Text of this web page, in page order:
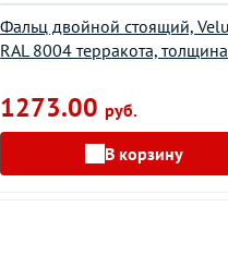
Фальц двойной стоящий,
RAL 8004 терракота,
1273.00 руб.
В корзину